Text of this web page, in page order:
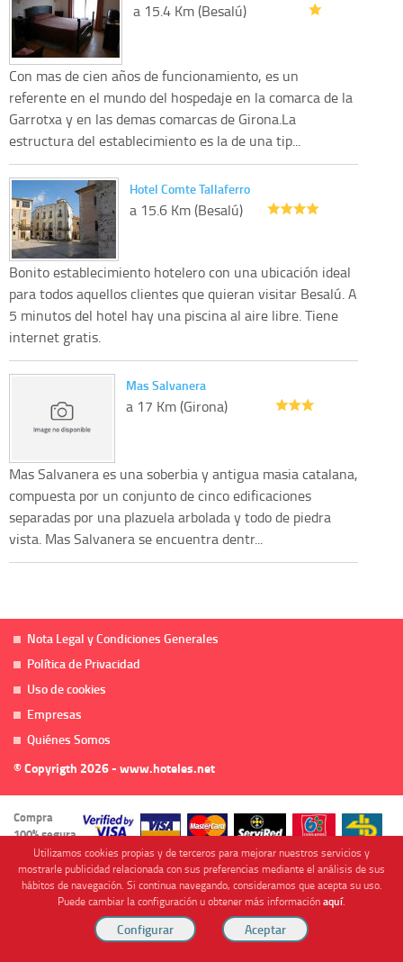
a 15.4 Km (Besalú)
Con mas de cien años de funcionamiento, es un
referente en el mundo del hospedaje en la comarca de la
Garrotxa y en las demas comarcas de Girona.La
estructura del establecimiento es la de una tip...
Hotel Comte Tallaferro
a 15.6 Km (Besalú)
Bonito establecimiento hotelero con una ubicación ideal
para todos aquellos clientes que quieran visitar Besalú. A
5 minutos del hotel hay una piscina al aire libre. Tiene
internet gratis.
Mas Salvanera
a 17 Km (Girona)
Mas Salvanera es una soberbia y antigua masia catalana,
compuesta por un conjunto de cinco edificaciones
separadas por una plazuela arbolada y todo de piedra
vista. Mas Salvanera se encuentra dentr...
Nota Legal y Condiciones Generales
Política de Privacidad
Uso de cookies
Empresas
Quiénes Somos
© Copyrigth 2026 - www.hoteles.net
Compra
100% segura
Cofinanciado por
Utilizamos cookies propias y de terceros para mejorar nuestros servicios y
mostrarle publicidad relacionada con sus preferencias mediante el análisis de sus
hábitos de navegación. Si continua navegando, consideramos que acepta su uso.
Puede cambiar la configuración u obtener más informaciónaquí.